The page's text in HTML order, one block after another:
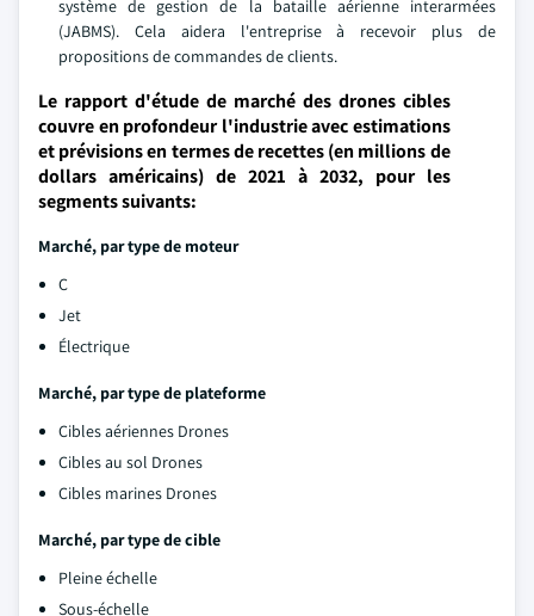
système de gestion de la bataille aérienne interarmées
(JABMS). Cela aidera l'entreprise à recevoir plus de
propositions de commandes de clients.
Le rapport d'étude de marché des drones cibles
couvre en profondeur l'industrie avec estimations
et prévisions en termes de recettes (en millions de
dollars américains) de 2021 à 2032, pour les
segments suivants:
Marché, par type de moteur
C
Jet
Électrique
Marché, par type de plateforme
Cibles aériennes Drones
Cibles au sol Drones
Cibles marines Drones
Marché, par type de cible
Pleine échelle
Sous-échelle